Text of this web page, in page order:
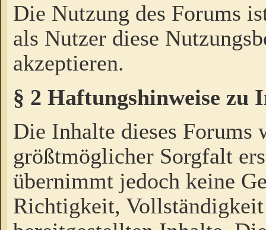
Die Nutzung des Forums
als Nutzer diese
akzeptieren.
§ 2 Haftungshinweise zu
Die Inhalte dieses Forums
größtmöglicher Sorgfalt
übernimmt jedoch keine
Richtigkeit,